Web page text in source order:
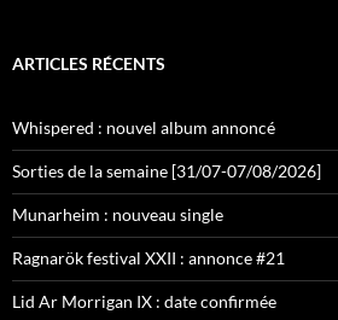
ARTICLES RÉCENTS
Whispered : nouvel album annoncé
Sorties de la semaine [31/07-07/08/2026]
Munarheim : nouveau single
Ragnarök festival XXII : annonce #21
Lid Ar Morrigan IX : date confirmée